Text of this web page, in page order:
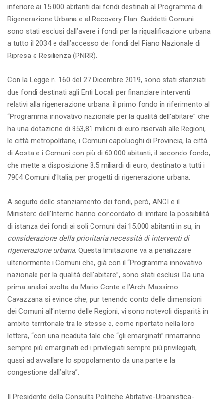
inferiore ai 15.000 abitanti dai fondi destinati al Programma di
Rigenerazione Urbana e al Recovery Plan. Suddetti Comuni
sono stati esclusi dall’avere i fondi per la riqualificazione urbana
a tutto il 2034 e dall’accesso dei fondi del Piano Nazionale di
Ripresa e Resilienza (PNRR).
Con la Legge n. 160 del 27 Dicembre 2019, sono stati stanziati
due fondi destinati agli Enti Locali per finanziare interventi
relativi alla rigenerazione urbana: il primo fondo in riferimento al
“Programma innovativo nazionale per la qualità dell’abitare” che
ha una dotazione di 853,81 milioni di euro riservati alle Regioni,
le città metropolitane, i Comuni capoluoghi di Provincia, la città
di Aosta e i Comuni con più di 60.000 abitanti; il secondo fondo,
che mette a disposizione 8.5 miliardi di euro, destinato a tutti i
7904 Comuni d’Italia, per progetti di rigenerazione urbana.
A seguito dello stanziamento dei fondi, però, ANCI e il
Ministero dell’Interno hanno concordato di limitare la possibilità
di istanza dei fondi ai soli Comuni dai 15.000 abitanti in su, in
considerazione della prioritaria necessità di interventi di
rigenerazione urbana. Questa limitazione va a penalizzare
ulteriormente i Comuni che, già con il “Programma innovativo
nazionale per la qualità dell’abitare”, sono stati esclusi. Da una
prima analisi svolta da Mario Conte e l’Arch. Massimo
Cavazzana si evince che, pur tenendo conto delle dimensioni
dei Comuni all’interno delle Regioni, vi sono notevoli disparità in
ambito territoriale tra le stesse e, come riportato nella loro
lettera, “con una ricaduta tale che “gli emarginati” rimarranno
sempre più emarginati ed i privilegiati sempre più privilegiati,
quasi ad avvallare lo spopolamento da una parte e la
congestione dall’altra”.
Il Presidente della Consulta Politiche Abitative-Urbanistica-